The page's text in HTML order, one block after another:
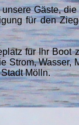
Gäste,
für den
für Ihr Boot
Mölln.